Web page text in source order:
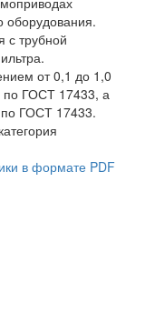
оборудования.
с трубной
от 0,1 до 1,0
по ГОСТ 17433, а
по ГОСТ 17433.
в формате PDF